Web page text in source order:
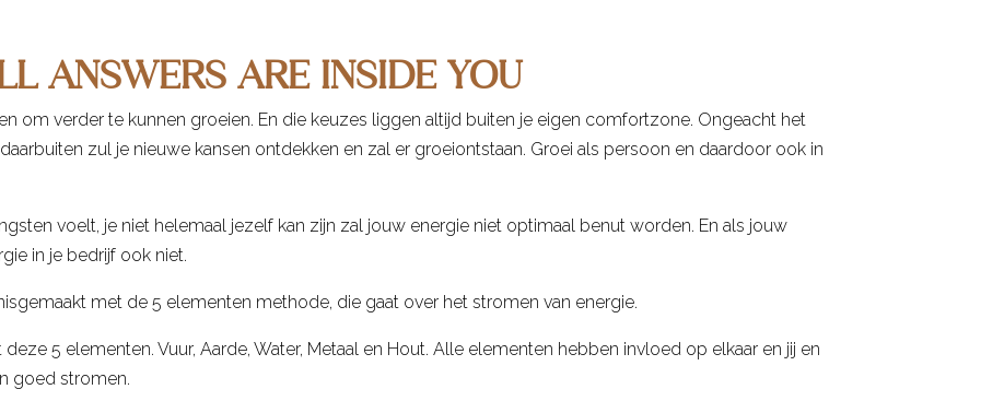
ANSWERS ARE INSIDE YOU
om verder te kunnen groeien. En die keuzes liggen altijd buiten je eigen comfortzone. Ongeacht het
zul je nieuwe kansen ontdekken en zal er groeiontstaan. Groei als persoon en daardoor ook in
voelt, je niet helemaal jezelf kan zijn zal jouw energie niet optimaal benut worden. En als jouw
in je bedrijf ook niet.
met de 5 elementen methode, die gaat over het stromen van energie.
5 elementen. Vuur, Aarde, Water, Metaal en Hout. Alle elementen hebben invloed op elkaar en jij en
goed stromen.